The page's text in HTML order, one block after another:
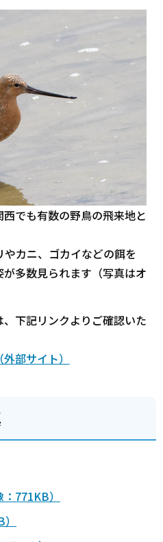
でも有数の野鳥の飛来地と
カニ、ゴカイなどの餌を
多数見られます（写真はオ
下記リンクよりご確認いた
部サイト）
771KB）